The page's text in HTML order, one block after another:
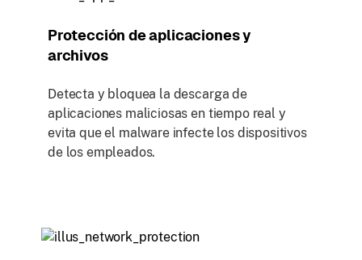
Protección de aplicaciones y
archivos
Detecta y bloquea la descarga de
aplicaciones maliciosas en tiempo real y
evita que el malware infecte los dispositivos
de los empleados.